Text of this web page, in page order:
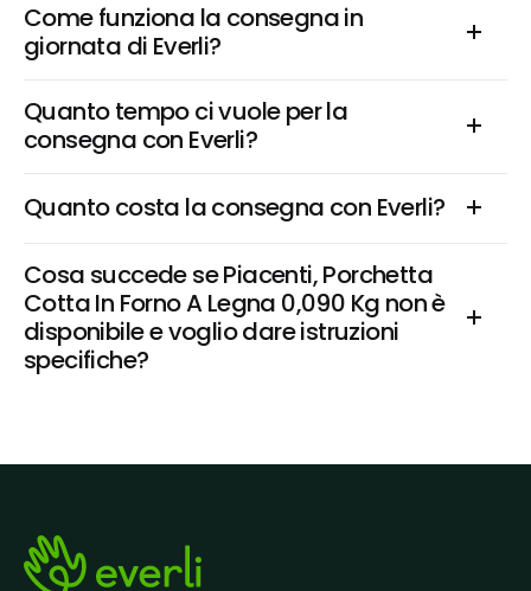
Come funziona la consegna in
giornata di Everli?
Quanto tempo ci vuole per la
consegna con Everli?
Quanto costa la consegna con Everli?
Cosa succede se Piacenti, Porchetta
Cotta In Forno A Legna 0,090 Kg non è
disponibile e voglio dare istruzioni
specifiche?